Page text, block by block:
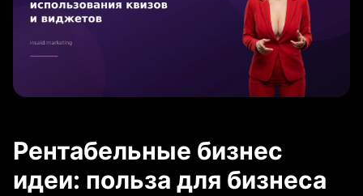
Рентабельные бизнес
идеи: польза для бизнеса